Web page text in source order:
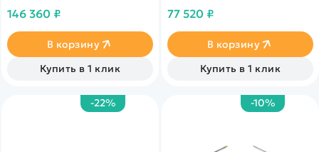
полете. Датчики облета
направлениям. Включает DJI
FPV Goggles V2 и DJI Motion
Controller, что делает его
экономичным выбором для
146 360 ₽
В корзину
Купить в 1 клик
полете. Датчики облета
направлениям. Не включает
пульт дистанционного
управления или очки.
Совместимость с
пультом дистанционного
управления DJI FPV 2 или
77 520 ₽
В корзину
Купить в 1 клик
-22% -10%